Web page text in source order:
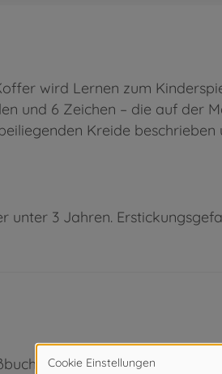
wird Lernen zum
und 6 Zeichen – die auf der
Kreide
unter 3 Jahren.
10